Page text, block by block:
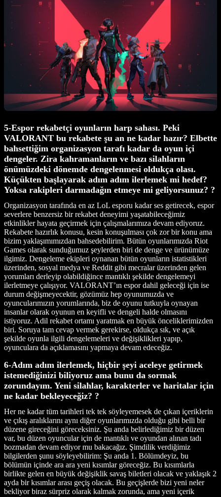
5-Espor rekabetçi oyunların harp sahası. Peki
VALORANT bu rekabete şu an ne kadar hazır? Elbette
bahsettiğim organizasyon tarafı kadar da oyun içi
dengeler. Zira kahramanların ve bazı silahların
önümüzdeki dönemde dengelenmesi oldukça olası.
Küçükten başlayarak adım adım ilerlemek mi hedef?
Yoksa rakipleri darmadağın etmeye mi geliyorsunuz? ?
Organizasyon tarafında en az LoL esporu kadar ses getirecek, espor
severlere benzersiz bir rekabet deneyimi yaşatabileceğimiz
etkinlikler hayata geçirmek için çalışmalarımıza devam ediyoruz.
Rekabete hazırlık konusu, kesin konuşulması çok zor bir konu ama
bizim yaklaşımımızdan bahsedebilirim. Bütün oyunlarımızda Riot
Games olarak sunduğumuz şeylerden biri de denge ve ürünümüze
ilgimiz. Dengeleme ekipleri oynanan bütün oyunların istatistikleri
üzerinden, sosyal medya ve Reddit gibi mecralar üzerinden gelen
yorumları derleyip olabildiğince mantıklı şekilde dengelemeyi
ilerletmeye çalışıyor. VALORANT’ın espor dahil geleceği için ise
durum değişmeyecektir, gözümüz hep oyunumuzda ve
oyuncularımızın yorumlarında, biz de oyunu tutkuyla oynayan
insanlar olarak oyunun en keyifli ve dengeli halde olmasını
istiyoruz. Adil rekabet ortamı yaratmak en büyük önceliklerimizden
biri. Soruya tam cevap vermek gerekirse, oldukça sık, ve açık
şekilde oyunla ilgili dengelemeleri ve değişiklikleri yapıp,
oyunculara da açıklamasını yapmaya devam edeceğiz.
6-Adım adım ilerlemek, hiçbir şeyi aceleye getirmek
istemediğinizi biliyoruz ama bunu da sormak
zorundayım. Yeni silahlar, karakterler ve haritalar için
ne kadar bekleyeceğiz? ?
Her ne kadar tüm tarihleri tek tek söyleyemesek de çıkan içeriklerin
ve çıkış aralıklarını aynı diğer oyunlarımızda olduğu gibi belli bir
düzene gireceğini göreceksiniz. Şu anda belirlediğimiz bir düzen
var, bu düzen oyuncular için de mantıklı ve oyundan alınan tadı
bozmadan devam ediyor mu bakacağız. Şimdilik verdiğimiz
bilgilerden şunu söyleyebilirim: Şu anda 1. Bölümdeyiz, bu
bölümün içinde ara ara yeni kısımlar göreceğiz. Bu kısımlarla
birlikte gelen en büyük değişiklik savaş biletleri olacak ve yaklaşık 2
ayda bir kısımlar arası geçiş olacak. Bu geçişlerde bizi yeni neler
bekliyor biraz sürpriz olarak kalmak zorunda, ama yeni içerik